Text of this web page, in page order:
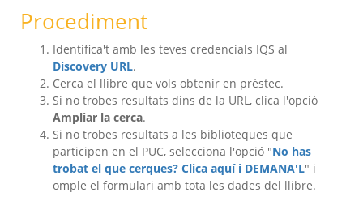
Procediment
Identifica't amb les teves credencials IQS al
Discovery URL.
Cerca el llibre que vols obtenir en préstec.
Si no trobes resultats dins de la URL, clica l'opció
Ampliar la cerca.
Si no trobes resultats a les biblioteques que
participen en el PUC, selecciona l'opció "No has
trobat el que cerques? Clica aquí i DEMANA'L" i
omple el formulari amb tota les dades del llibre.